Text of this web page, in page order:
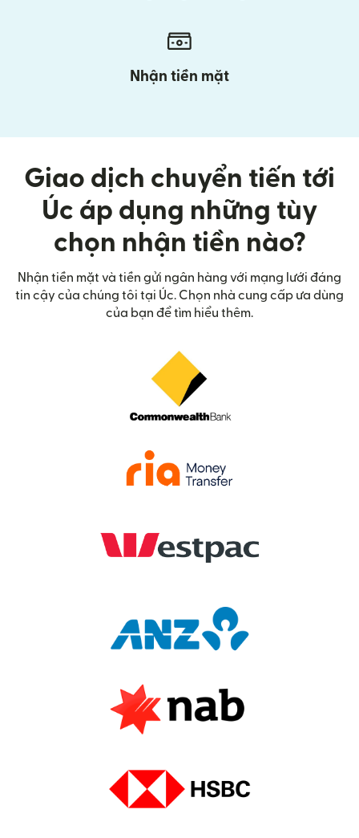
Nhận tiền mặt
Giao dịch chuyển tiến tới
Úc áp dụng những tùy
chọn nhận tiền nào?
Nhận tiền mặt và tiền gửi ngân hàng với mạng lưới đáng
tin cậy của chúng tôi tại Úc. Chọn nhà cung cấp ưa dùng
của bạn để tìm hiểu thêm.